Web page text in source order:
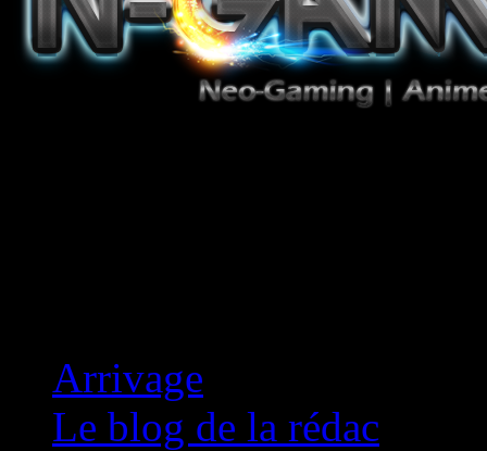
Arrivage
Le blog de la rédac